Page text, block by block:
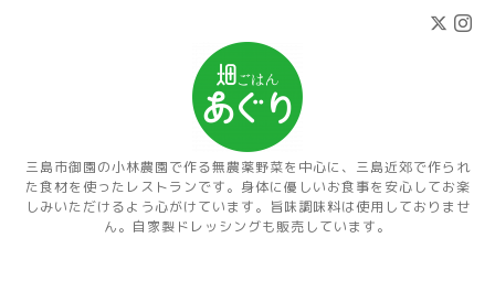
三島市御園の小林農園で作る無農薬野菜を中心に、三島近郊で作られ
た食材を使ったレストランです。身体に優しいお食事を安心してお楽
しみいただけるよう心がけています。旨味調味料は使用しておりませ
ん。自家製ドレッシングも販売しています。